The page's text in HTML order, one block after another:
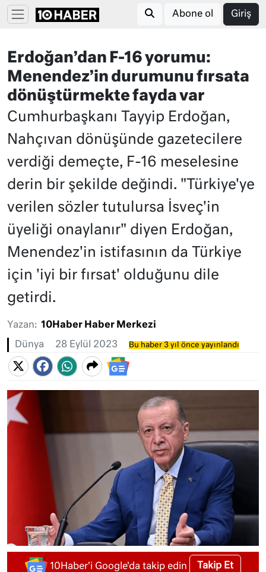
Abone ol Giriş
Erdoğan’dan F-16 yorumu:
Menendez’in durumunu fırsata
dönüştürmekte fayda var
Cumhurbaşkanı Tayyip Erdoğan,
Nahçıvan dönüşünde gazetecilere
verdiği demeçte, F-16 meselesine
derin bir şekilde değindi. "Türkiye'ye
verilen sözler tutulursa İsveç'in
üyeliği onaylanır" diyen Erdoğan,
Menendez'in istifasının da Türkiye
için 'iyi bir fırsat' olduğunu dile
getirdi.
Yazan: 10Haber Haber Merkezi
Dünya 28 Eylül 2023 Bu haber 3 yıl önce yayınlandı
10Haber'i Google'da takip edin Takip Et